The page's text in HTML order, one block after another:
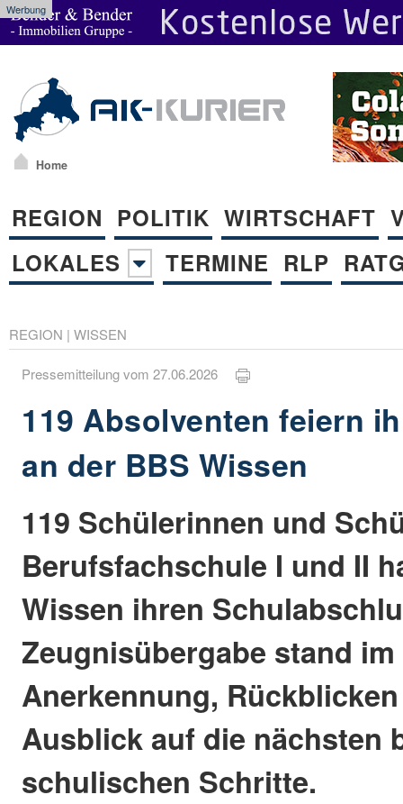
Werbung
Home
REGION POLITIK WIRTSCHAFT
LOKALES
TERMINE RLP
REGION | WISSEN
Pressemitteilung vom 27.06.2026
119 Absolventen feiern
an der BBS Wissen
119 Schülerinnen und
Berufsfachschule I und II
Wissen ihren
Zeugnisübergabe stand
Anerkennung,
Ausblick auf die nächsten
schulischen Schritte.